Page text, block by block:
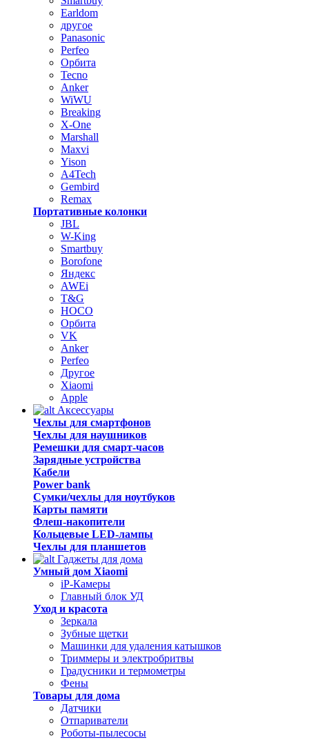
Earldom
другое
Panasonic
Perfeo
Орбита
Tecno
Anker
WiWU
Breaking
X-One
Marshall
Maxvi
Yison
A4Tech
Gembird
Remax
Портативные колонки
JBL
W-King
Smartbuy
Borofone
Яндекс
AWEi
T&G
HOCO
Орбита
VK
Anker
Perfeo
Другое
Xiaomi
Apple
Аксессуары
Чехлы для смартфонов
Чехлы для наушников
Ремешки для смарт-часов
Зарядные устройства
Кабели
Power bank
Сумки/чехлы для ноутбуков
Карты памяти
Флеш-накопители
Кольцевые LED-лампы
Чехлы для планшетов
Гаджеты для дома
Умный дом Xiaomi
iP-Камеры
Главный блок УД
Уход и красота
Зеркала
Зубные щетки
Машинки для удаления катышков
Триммеры и электробритвы
Градусники и термометры
Фены
Товары для дома
Датчики
Отпариватели
Роботы-пылесосы